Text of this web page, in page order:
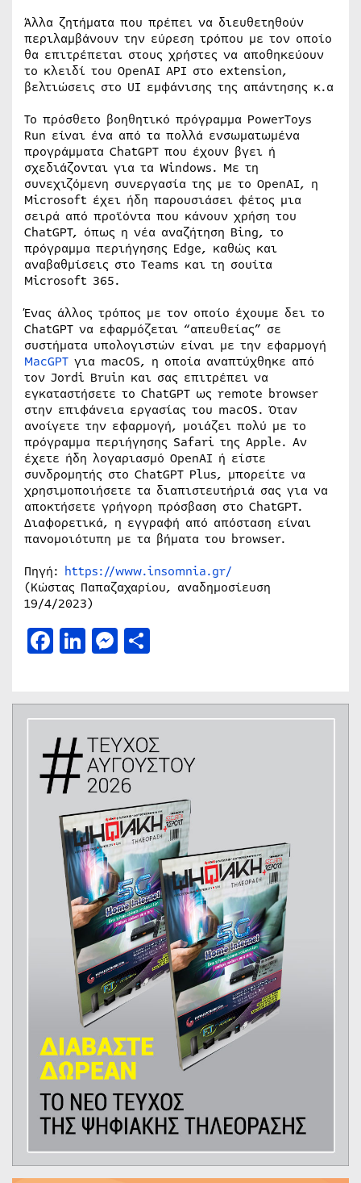
Άλλα ζητήματα που πρέπει να διευθετηθούν
περιλαμβάνουν την εύρεση τρόπου με τον οποίο
θα επιτρέπεται στους χρήστες να αποθηκεύουν
το κλειδί του OpenAI API στο extension,
βελτιώσεις στο UI εμφάνισης της απάντησης κ.α
Το πρόσθετο βοηθητικό πρόγραμμα PowerToys
Run είναι ένα από τα πολλά ενσωματωμένα
προγράμματα ChatGPT που έχουν βγει ή
σχεδιάζονται για τα Windows. Με τη
συνεχιζόμενη συνεργασία της με το OpenAI, η
Microsoft έχει ήδη παρουσιάσει φέτος μια
σειρά από προϊόντα που κάνουν χρήση του
ChatGPT, όπως η νέα αναζήτηση Bing, το
πρόγραμμα περιήγησης Edge, καθώς και
αναβαθμίσεις στο Teams και τη σουίτα
Microsoft 365.
Ένας άλλος τρόπος με τον οποίο έχουμε δει το
ChatGPT να εφαρμόζεται “απευθείας” σε
συστήματα υπολογιστών είναι με την εφαρμογή
MacGPT για macOS, η οποία αναπτύχθηκε από
τον Jordi Bruin και σας επιτρέπει να
εγκαταστήσετε το ChatGPT ως remote browser
στην επιφάνεια εργασίας του macOS. Όταν
ανοίγετε την εφαρμογή, μοιάζει πολύ με το
πρόγραμμα περιήγησης Safari της Apple. Αν
έχετε ήδη λογαριασμό OpenAI ή είστε
συνδρομητής στο ChatGPT Plus, μπορείτε να
χρησιμοποιήσετε τα διαπιστευτήριά σας για να
αποκτήσετε γρήγορη πρόσβαση στο ChatGPT.
Διαφορετικά, η εγγραφή από απόσταση είναι
πανομοιότυπη με τα βήματα του browser.
Πηγή: https://www.insomnia.gr/
(Κώστας Παπαζαχαρίου, αναδημοσίευση
19/4/2023)
Facebook
LinkedIn
Messenger